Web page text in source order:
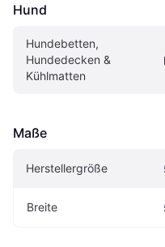
Hund
Hundebetten,
Hundedecken &
Kühlmatten
Maße
Herstellergröße
Breite